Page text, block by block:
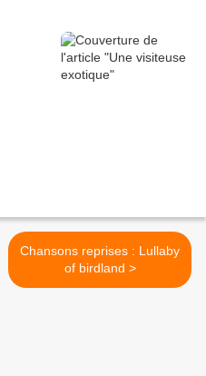
Chansons reprises : Lullaby
of birdland >